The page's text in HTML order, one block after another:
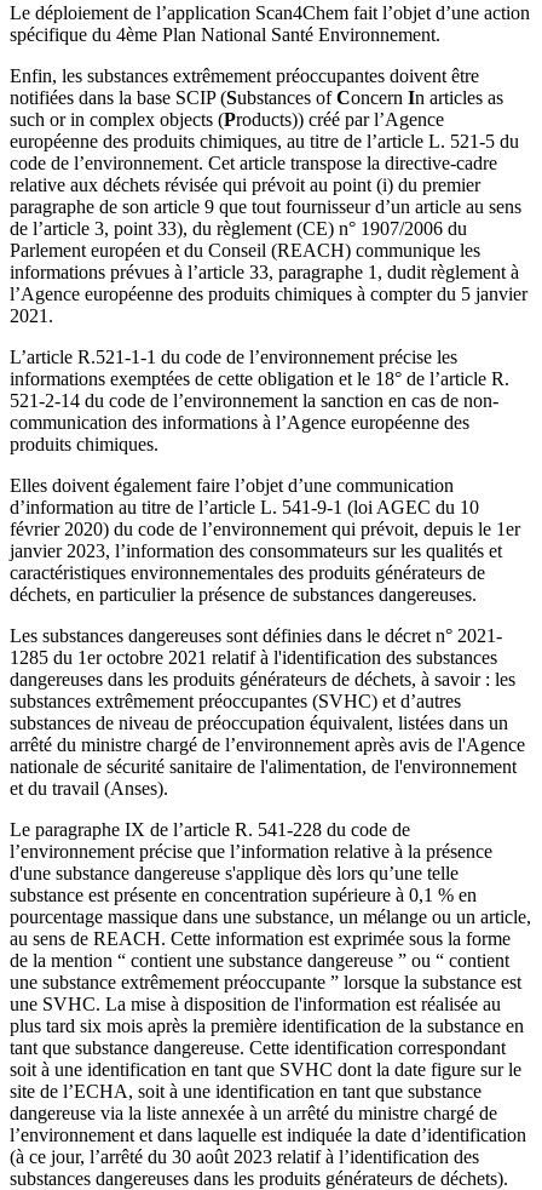
Le déploiement de l’application Scan4Chem fait l’objet d’une action
spécifique du 4ème Plan National Santé Environnement.
Enfin, les substances extrêmement préoccupantes doivent être
notifiées dans la base SCIP (Substances ofConcern In articles as
such or in complex objects (Products)) créé par l’Agence
européenne des produits chimiques, au titre de l’article L. 521-5 du
code de l’environnement. Cet article transpose la directive-cadre
relative aux déchets révisée qui prévoit au point (i) du premier
paragraphe de son article 9 que tout fournisseur d’un article au sens
de l’article 3, point 33), du règlement (CE) n° 1907/2006 du
Parlement européen et du Conseil (REACH) communique les
informations prévues à l’article 33, paragraphe 1, dudit règlement à
l’Agence européenne des produits chimiques à compter du 5 janvier
2021.
L’article R.521-1-1 du code de l’environnement précise les
informations exemptées de cette obligation et le 18° de l’article R.
521-2-14 du code de l’environnement la sanction en cas de non-
communication des informations à l’Agence européenne des
produits chimiques.
Elles doivent également faire l’objet d’une communication
d’information au titre de l’article L. 541-9-1 (loi AGEC du 10
février 2020) du code de l’environnement qui prévoit, depuis le 1er
janvier 2023, l’information des consommateurs sur les qualités et
caractéristiques environnementales des produits générateurs de
déchets, en particulier la présence de substances dangereuses.
Les substances dangereuses sont définies dans le décret n° 2021-
1285 du 1er octobre 2021 relatif à l'identification des substances
dangereuses dans les produits générateurs de déchets, à savoir : les
substances extrêmement préoccupantes (SVHC) et d’autres
substances de niveau de préoccupation équivalent, listées dans un
arrêté du ministre chargé de l’environnement après avis de l'Agence
nationale de sécurité sanitaire de l'alimentation, de l'environnement
et du travail (Anses).
Le paragraphe IX de l’article R. 541-228 du code de
l’environnement précise que l’information relative à la présence
d'une substance dangereuse s'applique dès lors qu’une telle
substance est présente en concentration supérieure à 0,1 % en
pourcentage massique dans une substance, un mélange ou un article,
au sens de REACH. Cette information est exprimée sous la forme
de la mention “ contient une substance dangereuse ” ou “ contient
une substance extrêmement préoccupante ” lorsque la substance est
une SVHC. La mise à disposition de l'information est réalisée au
plus tard six mois après la première identification de la substance en
tant que substance dangereuse. Cette identification correspondant
soit à une identification en tant que SVHC dont la date figure sur le
site de l’ECHA, soit à une identification en tant que substance
dangereuse via la liste annexée à un arrêté du ministre chargé de
l’environnement et dans laquelle est indiquée la date d’identification
(à ce jour, l’arrêté du 30 août 2023 relatif à l’identification des
substances dangereuses dans les produits générateurs de déchets).